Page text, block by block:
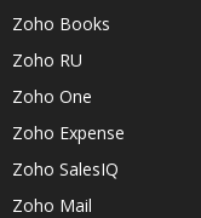
Zoho Books
Zoho RU
Zoho One
Zoho Expense
Zoho SalesIQ
Zoho Mail